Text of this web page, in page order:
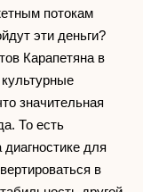
потокам
эти деньги?
Карапетяна в
значительная
То есть
для
в